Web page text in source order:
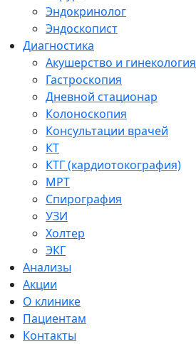
Эндокринолог
Эндоскопист
Диагностика
Акушерство и гинекология
Гастроскопия
Дневной стационар
Колоноскопия
Консультации врачей
КТ
КТГ (кардиотокография)
МРТ
Спирография
УЗИ
Холтер
ЭКГ
Анализы
Акции
О клинике
Пациентам
Контакты